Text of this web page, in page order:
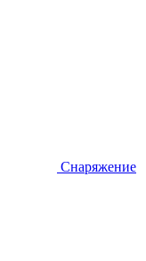
Снаряжение